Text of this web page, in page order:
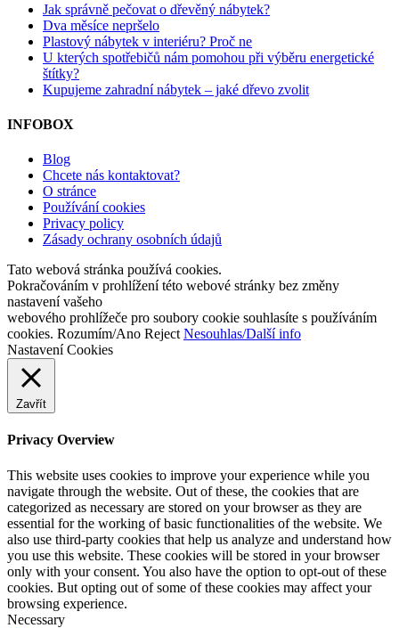
Jak správně pečovat o dřevěný nábytek?
Dva měsíce nepršelo
Plastový nábytek v interiéru? Proč ne
U kterých spotřebičů nám pomohou při výběru energetické
štítky?
Kupujeme zahradní nábytek – jaké dřevo zvolit
INFOBOX
Blog
Chcete nás kontaktovat?
O stránce
Používání cookies
Privacy policy
Zásady ochrany osobních údajů
Tato webová stránka používá cookies.
Pokračováním v prohlížení této webové stránky bez změny
nastavení vašeho
webového prohlížeče pro soubory cookie souhlasíte s používáním
cookies. Rozumím/Ano Reject Nesouhlas/Další info
Nastavení Cookies
Zavřít
Privacy Overview
This website uses cookies to improve your experience while you
navigate through the website. Out of these, the cookies that are
categorized as necessary are stored on your browser as they are
essential for the working of basic functionalities of the website. We
also use third-party cookies that help us analyze and understand how
you use this website. These cookies will be stored in your browser
only with your consent. You also have the option to opt-out of these
cookies. But opting out of some of these cookies may affect your
browsing experience.
Necessary